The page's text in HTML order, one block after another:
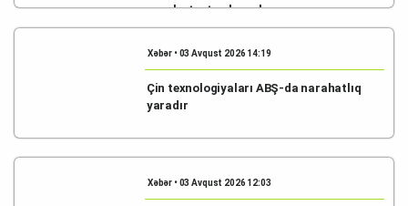
əsaslı startap hazırlayır
Xəbər • 03 Avqust 2026 14:19
Çin texnologiyaları ABŞ-da narahatlıq
yaradır
Xəbər • 03 Avqust 2026 12:03